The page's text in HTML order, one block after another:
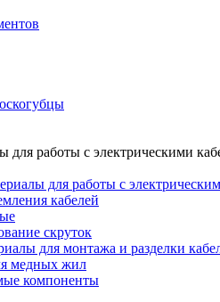
работы с электрическими
для работы с
кабелей
скруток
для монтажа и разделки
медных жил
компоненты